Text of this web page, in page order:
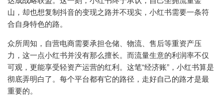
山，却也想复制抖音的变现之路并不现实，小红书需要一条符
合自身特色的路。
众所周知，自营电商需要承担仓储、物流、售后等重资产压
力，这一点小红书并没有那么擅长。而流量生意的利润率不仅
可观，更能享受轻资产运营的红利。这笔“经济账”，小红书算是
彻底弄明白了。每个平台都有它的路径，走好自己的路才是最
重要的。